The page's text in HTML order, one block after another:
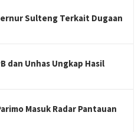
Sulteng Terkait Dugaan
dan Unhas Ungkap Hasil
Masuk Radar Pantauan